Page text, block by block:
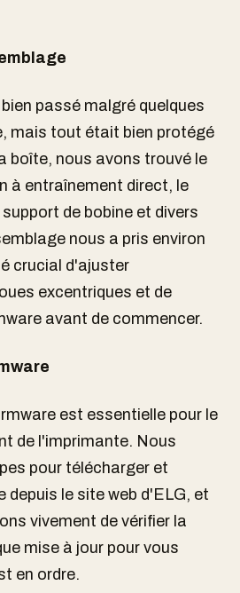
passé malgré quelques
mais tout était bien protégé
boîte, nous avons trouvé le
à entraînement direct, le
de bobine et divers
nous a pris environ
crucial d'ajuster
excentriques et de
avant de commencer.
est essentielle pour le
de l'imprimante. Nous
pour télécharger et
depuis le site web d'ELG, et
vivement de vérifier la
mise à jour pour vous
en ordre.